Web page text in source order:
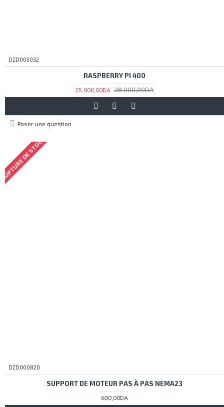
DZD005032
RASPBERRY PI 400
25 000,00DA 28 000,00DA
Poser une question
DE STOCK
DZD000820
SUPPORT DE MOTEUR PAS À PAS NEMA23
600,00DA